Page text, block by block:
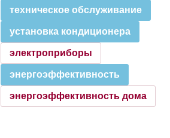
техническое обслуживание
установка кондиционера
электроприборы
энергоэффективность
энергоэффективность дома